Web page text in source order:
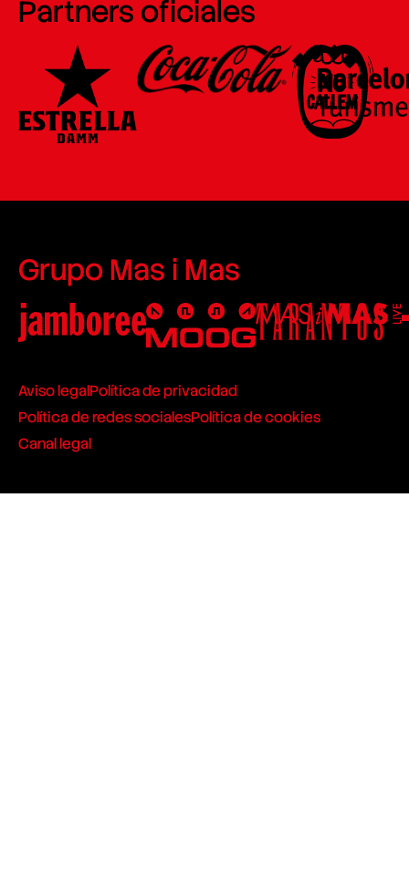
Partners oficiales
Grupo Mas i Mas
Aviso legalPolítica de privacidad
Política de redes socialesPolítica de cookies
Canal legal